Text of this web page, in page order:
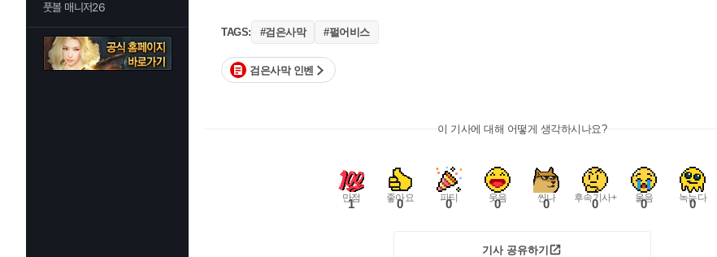
풋볼 매니저26
TAGS: #검은사막 #펄어비스
검은사막 인벤
이 기사에 대해 어떻게 생각하시나요?
만점
1 좋아요
0 파티
0 웃음
0 씬나
0 후속기사+
0 울음
0 녹는다
0
기사 공유하기